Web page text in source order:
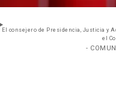
El consejero de Presidencia, Justicia y
el
-